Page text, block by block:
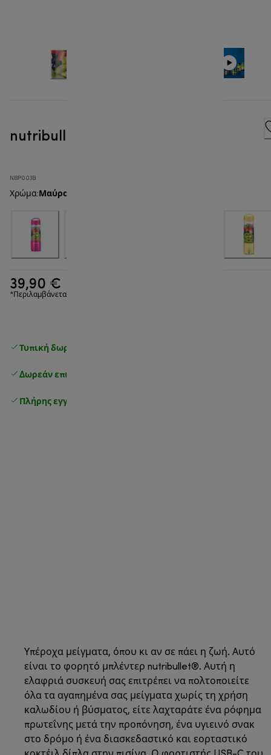
nutribullet® Portable
NBP003B
Χρώμα:Μαύρο
39,90 €
*Περιλαμβάνεται ΦΠΑ
Τυπική δωρεάν παράδοση
Δωρεάν επιστροφές
Πλήρης εγγύηση κατασκευαστή
Υπέροχα μείγματα, όπου κι αν σε πάει η ζωή. Αυτό
είναι το φορητό μπλέντερ nutribullet®. Αυτή η
ελαφριά συσκευή σας επιτρέπει να πολτοποιείτε
όλα τα αγαπημένα σας μείγματα χωρίς τη χρήση
καλωδίου ή βύσματος, είτε λαχταράτε ένα ρόφημα
πρωτεΐνης μετά την προπόνηση, ένα υγιεινό σνακ
στο δρόμο ή ένα διασκεδαστικό και εορταστικό